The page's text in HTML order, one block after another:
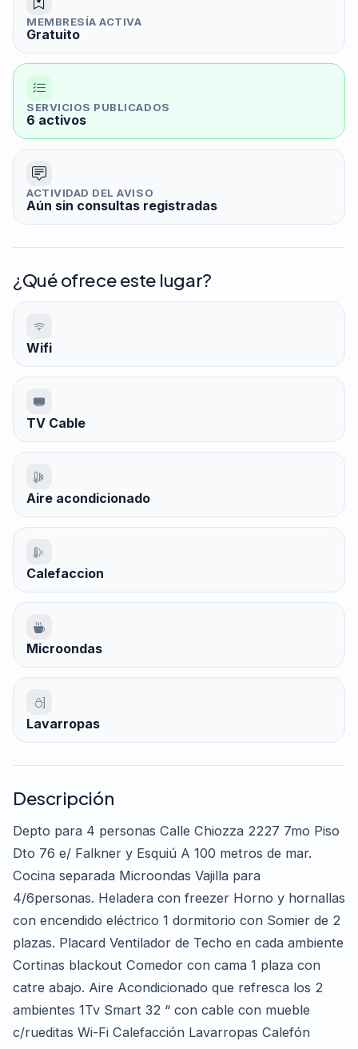
MEMBRESÍA ACTIVA
Gratuito
SERVICIOS PUBLICADOS
6 activos
ACTIVIDAD DEL AVISO
Aún sin consultas registradas
¿Qué ofrece este lugar?
Wifi
TV Cable
Aire acondicionado
Calefaccion
Microondas
Lavarropas
Descripción
Depto para 4 personas Calle Chiozza 2227 7mo Piso
Dto 76 e/ Falkner y Esquiú A 100 metros de mar.
Cocina separada Microondas Vajilla para
4/6personas. Heladera con freezer Horno y hornallas
con encendido eléctrico 1 dormitorio con Somier de 2
plazas. Placard Ventilador de Techo en cada ambiente
Cortinas blackout Comedor con cama 1 plaza con
catre abajo. Aire Acondicionado que refresca los 2
ambientes 1Tv Smart 32 “ con cable con mueble
c/rueditas Wi-Fi Calefacción Lavarropas Calefón